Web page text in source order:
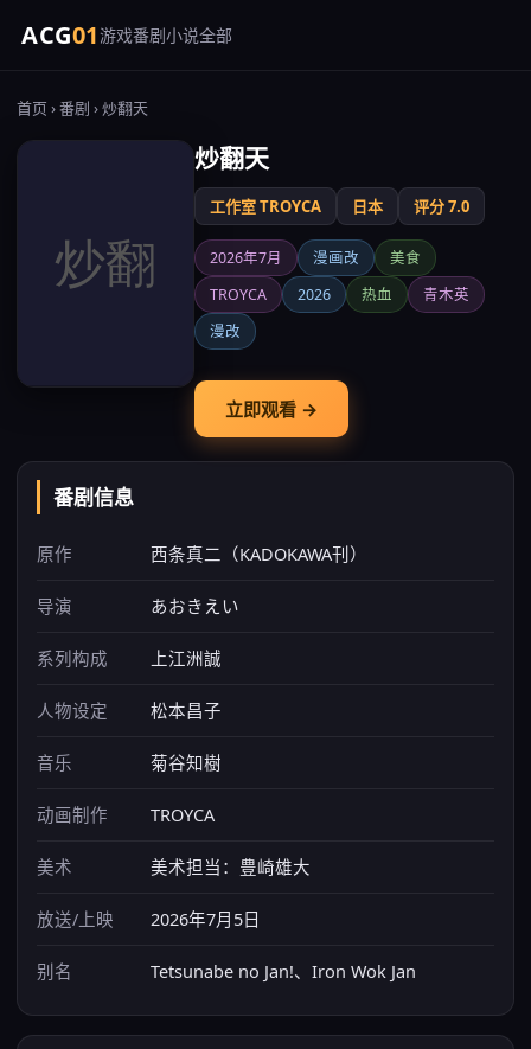
ACG01游戏番剧小说全部
首页 ›番剧 › 炒翻天
炒翻天
工作室 TROYCA 日本 评分 7.0
2026年7月 漫画改
美食
TROYCA
2026 热血
青木英
漫改
立即观看 →
番剧信息
原作 西条真二（KADOKAWA刊）
导演 あおきえい
系列构成 上江洲誠
人物设定 松本昌子
音乐 菊谷知樹
动画制作 TROYCA
美术 美术担当：豊崎雄大
放送/上映 2026年7月5日
别名 Tetsunabe no Jan!、Iron Wok Jan